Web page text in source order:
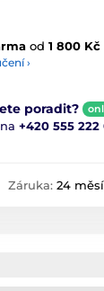
od 1 800 Kč
›
poradit?
+420 555 222
Záruka: 24